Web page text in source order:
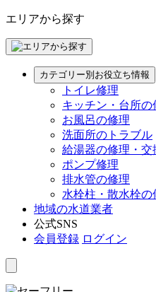
エリアから探す
カテゴリー別お役立ち情報
トイレ修理
キッチン・台所の
お風呂の修理
洗面所のトラブル
給湯器の修理・交
ポンプ修理
排水管の修理
水栓柱・散水栓の
地域の水道業者
公式SNS
会員登録 ログイン